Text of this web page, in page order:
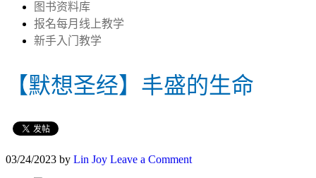
图书资料库
报名每月线上教学
新手入门教学
【默想圣经】丰盛的生命
03/24/2023 by Lin Joy Leave a Comment